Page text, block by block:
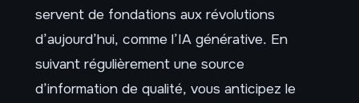
servent de fondations aux révolutions
d’aujourd’hui, comme l’IA générative. En
suivant régulièrement une source
d’information de qualité, vous anticipez le